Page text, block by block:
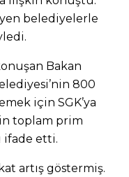
belediyelerle
Bakan
800
için SGK’ya
toplam prim
ifade etti.
artış göstermiş.